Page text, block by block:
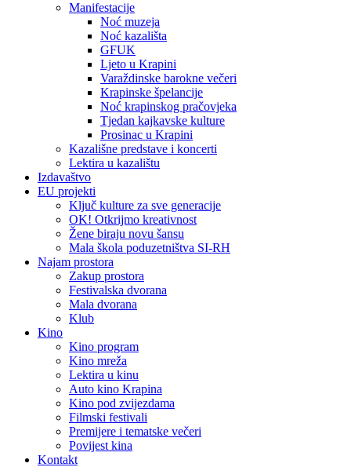
Manifestacije
Noć muzeja
Noć kazališta
GFUK
Ljeto u Krapini
Varaždinske barokne večeri
Krapinske špelancije
Noć krapinskog pračovjeka
Tjedan kajkavske kulture
Prosinac u Krapini
Kazališne predstave i koncerti
Lektira u kazalištu
Izdavaštvo
EU projekti
Ključ kulture za sve generacije
OK! Otkrijmo kreativnost
Žene biraju novu šansu
Mala škola poduzetništva SI-RH
Najam prostora
Zakup prostora
Festivalska dvorana
Mala dvorana
Klub
Kino
Kino program
Kino mreža
Lektira u kinu
Auto kino Krapina
Kino pod zvijezdama
Filmski festivali
Premijere i tematske večeri
Povijest kina
Kontakt